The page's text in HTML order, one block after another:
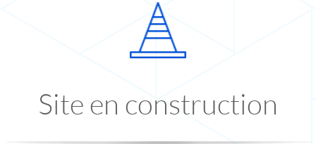
Site en construction